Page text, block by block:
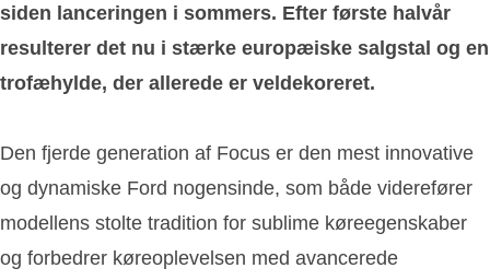
siden lanceringen i sommers. Efter første halvår
resulterer det nu i stærke europæiske salgstal og en
trofæhylde, der allerede er veldekoreret.
Den fjerde generation af Focus er den mest innovative
og dynamiske Ford nogensinde, som både viderefører
modellens stolte tradition for sublime køreegenskaber
og forbedrer køreoplevelsen med avancerede